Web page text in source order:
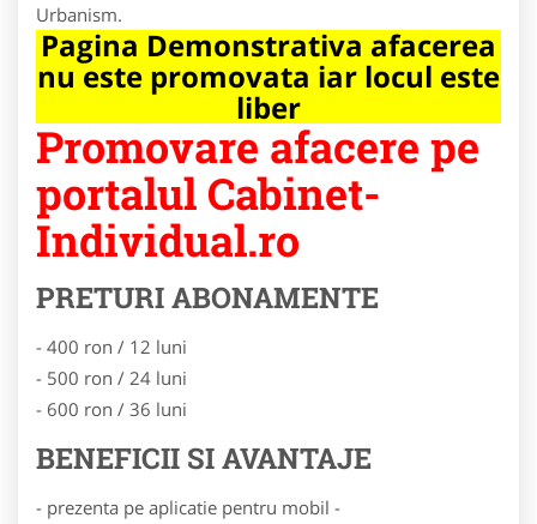
Urbanism.
Pagina Demonstrativa afacerea
nu este promovata iar locul este
liber
Promovare afacere pe
portalul Cabinet-
Individual.ro
PRETURI ABONAMENTE
- 400 ron / 12 luni
- 500 ron / 24 luni
- 600 ron / 36 luni
BENEFICII SI AVANTAJE
- prezenta pe aplicatie pentru mobil -